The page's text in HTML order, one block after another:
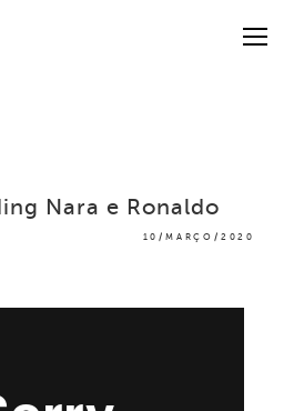
10/MARÇO/2020
Nara e Ronaldo